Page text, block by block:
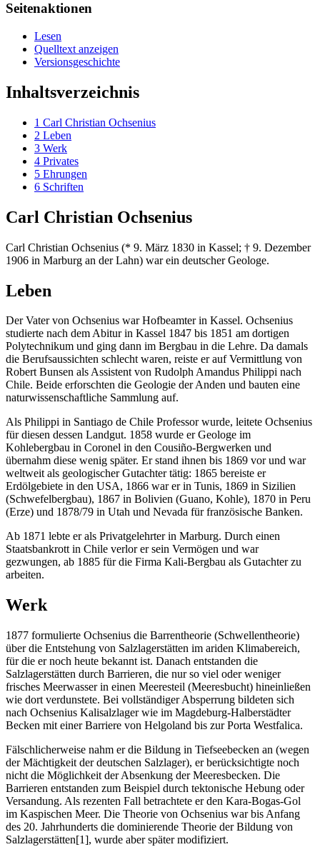
Seitenaktionen
Lesen
Quelltext anzeigen
Versionsgeschichte
Inhaltsverzeichnis
1 Carl Christian Ochsenius
2 Leben
3 Werk
4 Privates
5 Ehrungen
6 Schriften
Carl Christian Ochsenius
Carl Christian Ochsenius (* 9. März 1830 in Kassel; † 9. Dezember
1906 in Marburg an der Lahn) war ein deutscher Geologe.
Leben
Der Vater von Ochsenius war Hofbeamter in Kassel. Ochsenius
studierte nach dem Abitur in Kassel 1847 bis 1851 am dortigen
Polytechnikum und ging dann im Bergbau in die Lehre. Da damals
die Berufsaussichten schlecht waren, reiste er auf Vermittlung von
Robert Bunsen als Assistent von Rudolph Amandus Philippi nach
Chile. Beide erforschten die Geologie der Anden und bauten eine
naturwissenschaftliche Sammlung auf.
Als Philippi in Santiago de Chile Professor wurde, leitete Ochsenius
für diesen dessen Landgut. 1858 wurde er Geologe im
Kohlebergbau in Coronel in den Cousiño-Bergwerken und
übernahm diese wenig später. Er stand ihnen bis 1869 vor und war
weltweit als geologischer Gutachter tätig: 1865 bereiste er
Erdölgebiete in den USA, 1866 war er in Tunis, 1869 in Sizilien
(Schwefelbergbau), 1867 in Bolivien (Guano, Kohle), 1870 in Peru
(Erze) und 1878/79 in Utah und Nevada für französische Banken.
Ab 1871 lebte er als Privatgelehrter in Marburg. Durch einen
Staatsbankrott in Chile verlor er sein Vermögen und war
gezwungen, ab 1885 für die Firma Kali-Bergbau als Gutachter zu
arbeiten.
Werk
1877 formulierte Ochsenius die Barrentheorie (Schwellentheorie)
über die Entstehung von Salzlagerstätten im ariden Klimabereich,
für die er noch heute bekannt ist. Danach entstanden die
Salzlagerstätten durch Barrieren, die nur so viel oder weniger
frisches Meerwasser in einen Meeresteil (Meeresbucht) hineinließen
wie dort verdunstete. Bei vollständiger Absperrung bildeten sich
nach Ochsenius Kalisalzlager wie im Magdeburg-Halberstädter
Becken mit einer Barriere von Helgoland bis zur Porta Westfalica.
Fälschlicherweise nahm er die Bildung in Tiefseebecken an (wegen
der Mächtigkeit der deutschen Salzlager), er berücksichtigte noch
nicht die Möglichkeit der Absenkung der Meeresbecken. Die
Barrieren entstanden zum Beispiel durch tektonische Hebung oder
Versandung. Als rezenten Fall betrachtete er den Kara-Bogas-Gol
im Kaspischen Meer. Die Theorie von Ochsenius war bis Anfang
des 20. Jahrhunderts die dominierende Theorie der Bildung von
Salzlagerstätten[1], wurde aber später modifiziert.